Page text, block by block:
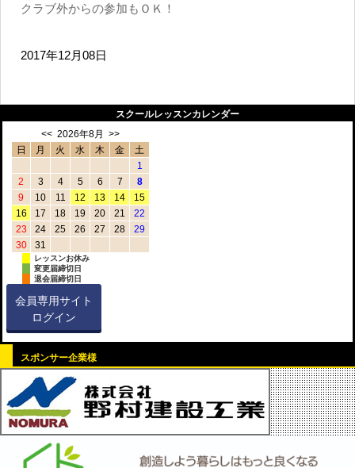
クラブ外からの参加もＯＫ！
2017年12月08日
スクールレッスンカレンダー
<< 2026年8月 >>
日
月 火 水 木 金
土
1
2
3 4 5 6 7
8
9
10 11 12 13 14
15
16
17 18 19 20 21
22
23
24 25 26 27 28
29
30
31
レッスンお休み
変更届締切日
退会届締切日
会員専用サイト
ログイン
スポンサー企業様